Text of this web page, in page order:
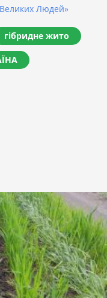
Людей»
гібридне жито